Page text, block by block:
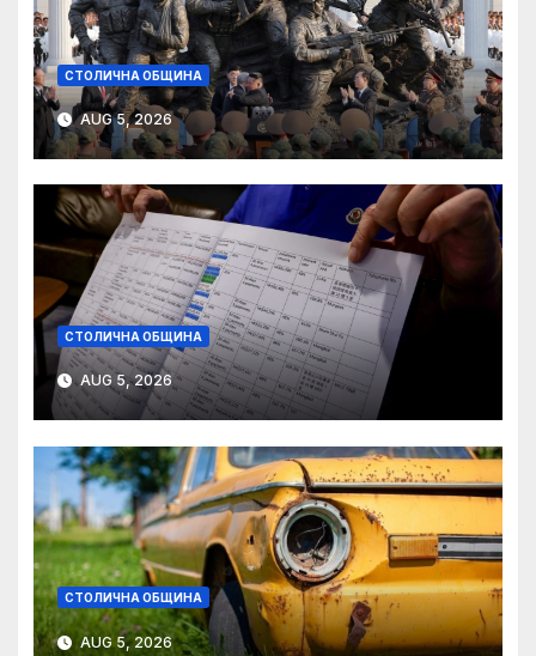
СТОЛИЧНА ОБЩИНА
AUG 5, 2026
СТОЛИЧНА ОБЩИНА
AUG 5, 2026
СТОЛИЧНА ОБЩИНА
AUG 5, 2026